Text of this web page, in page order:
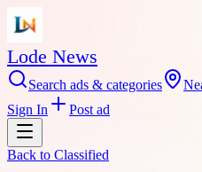
Lode News
Search ads & categories
Sign In
Post ad
Back to Classified